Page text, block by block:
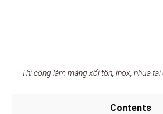
Thi công làm máng xối tôn, inox, nhựa tại
Contents